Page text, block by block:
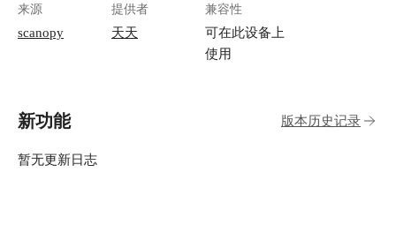
来源
scanopy
提供者
天天
兼容性
可在此设备上
使用
新功能 版本历史记录
暂无更新日志